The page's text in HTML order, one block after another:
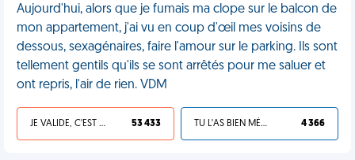
Aujourd'hui, alors que je fumais ma clope sur le balcon de
mon appartement, j'ai vu en coup d'œil mes voisins de
dessous, sexagénaires, faire l'amour sur le parking. Ils sont
tellement gentils qu'ils se sont arrêtés pour me saluer et
ont repris, l'air de rien. VDM
JE VALIDE, C'EST UNE VDM 53 433 TU L'AS BIEN MÉRITÉ 4 366